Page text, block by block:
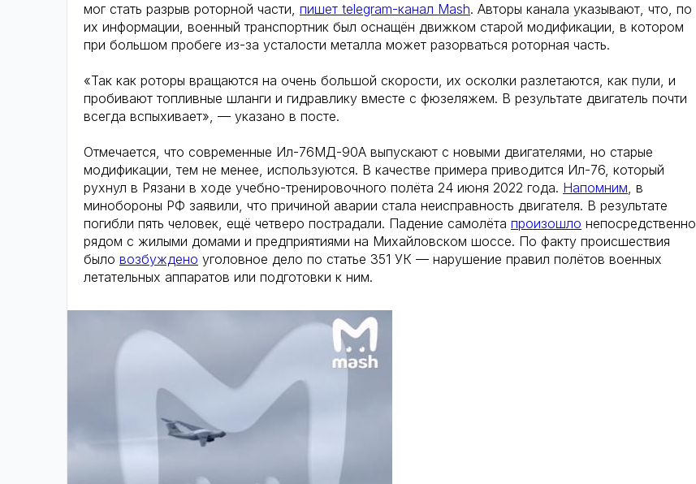
мог стать разрыв роторной части, пишет telegram-канал Mash. Авторы канала указывают, что, по
их информации, военный транспортник был оснащён движком старой модификации, в котором
при большом пробеге из-за усталости металла может разорваться роторная часть.
«Так как роторы вращаются на очень большой скорости, их осколки разлетаются, как пули, и
пробивают топливные шланги и гидравлику вместе с фюзеляжем. В результате двигатель почти
всегда вспыхивает», — указано в посте.
Отмечается, что современные Ил-76МД-90А выпускают с новыми двигателями, но старые
модификации, тем не менее, используются. В качестве примера приводится Ил-76, который
рухнул в Рязани в ходе учебно-тренировочного полёта 24 июня 2022 года. Напомним, в
минобороны РФ заявили, что причиной аварии стала неисправность двигателя. В результате
погибли пять человек, ещё четверо пострадали. Падение самолёта произошло непосредственно
рядом с жилыми домами и предприятиями на Михайловском шоссе. По факту происшествия
было возбуждено уголовное дело по статье 351 УК — нарушение правил полётов военных
летательных аппаратов или подготовки к ним.